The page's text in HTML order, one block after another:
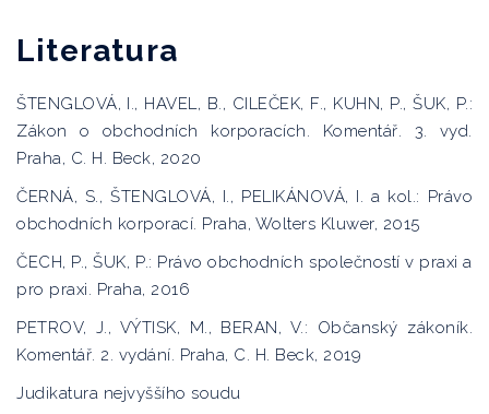
Literatura
ŠTENGLOVÁ, I., HAVEL, B., CILEČEK, F., KUHN, P., ŠUK, P.:
Zákon o obchodních korporacích. Komentář. 3. vyd.
Praha, C. H. Beck, 2020
ČERNÁ, S., ŠTENGLOVÁ, I., PELIKÁNOVÁ, I. a kol.: Právo
obchodních korporací. Praha, Wolters Kluwer, 2015
ČECH, P., ŠUK, P.: Právo obchodních společností v praxi a
pro praxi. Praha, 2016
PETROV, J., VÝTISK, M., BERAN, V.: Občanský zákoník.
Komentář. 2. vydání. Praha, C. H. Beck, 2019
Judikatura nejvyššího soudu